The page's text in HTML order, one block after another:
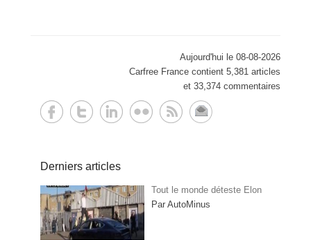
Aujourd'hui le 08-08-2026
Carfree France contient 5,381 articles
et 33,374 commentaires
Derniers articles
Tout le monde déteste Elon
Par AutoMinus